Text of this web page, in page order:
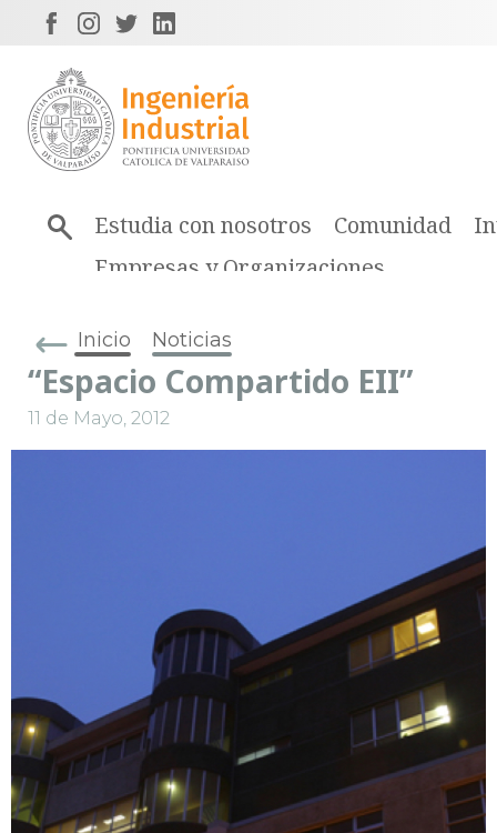
Estudia con nosotros Comunidad
Empresas y Organizaciones
Inicio Noticias
“Espacio Compartido EII”
11 de Mayo, 2012